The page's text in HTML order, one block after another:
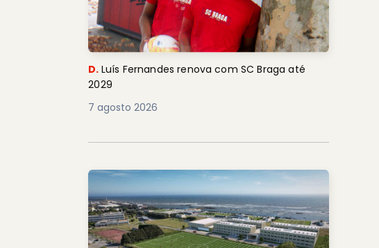
D. Luís Fernandes renova com SC Braga até
2029
7 agosto 2026